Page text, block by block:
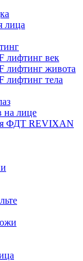
лица
лифтинг век
лифтинг живота
лифтинг тела
на лице
ФДТ REVIXAN